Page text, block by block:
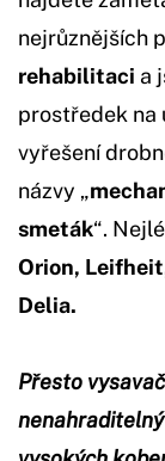
nejrůznějších
rehabilitaci a
prostředek na
vyřešení
názvy „
smeták“.
Orion,
Delia.
Přesto